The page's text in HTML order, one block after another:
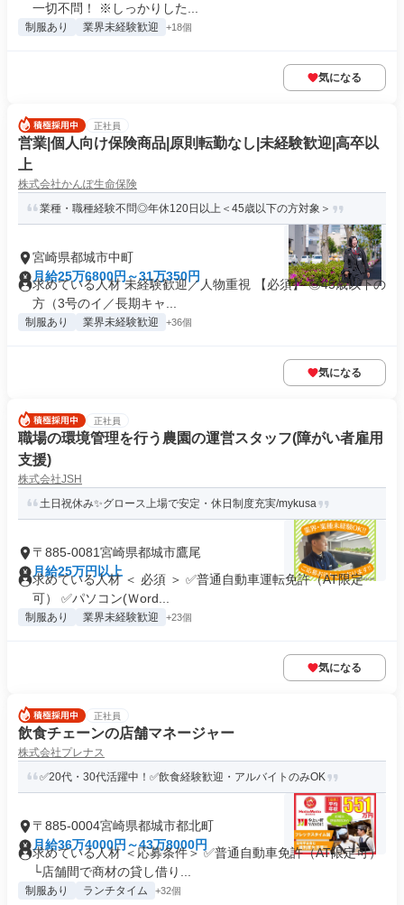
一切不問！ ※しっかりした...
制服あり 業界未経験歓迎 +18個
気になる
正社員
営業|個人向け保険商品|原則転勤なし|未経験歓迎|高卒以
上
株式会社かんぽ生命保険
業種・職種経験不問◎年休120日以上＜45歳以下の方対象＞
宮崎県都城市中町
月給25万6800円～31万350円
求めている人材 未経験歓迎／人物重視 【必須】 ◎45歳以下の
方（3号のイ／長期キャ...
制服あり 業界未経験歓迎 +36個
気になる
正社員
職場の環境管理を行う農園の運営スタッフ(障がい者雇用
支援)
株式会社JSH
土日祝休み✨グロース上場で安定・休日制度充実/mykusa
〒885-0081宮崎県都城市鷹尾
月給25万円以上
求めている人材 ＜ 必須 ＞ ✅普通自動車運転免許（AT限定
可） ✅パソコン(Ｗord...
制服あり 業界未経験歓迎 +23個
気になる
正社員
飲食チェーンの店舗マネージャー
株式会社プレナス
✅20代・30代活躍中！✅飲食経験歓迎・アルバイトのみOK
〒885-0004宮崎県都城市都北町
月給36万4000円～43万8000円
求めている人材 ＜応募条件＞ ✅普通自動車免許（AT限定可）
└店舗間で商材の貸し借り...
制服あり ランチタイム +32個